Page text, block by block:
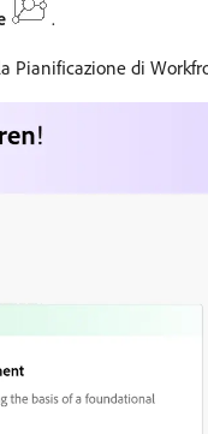
.
Pianificazione di